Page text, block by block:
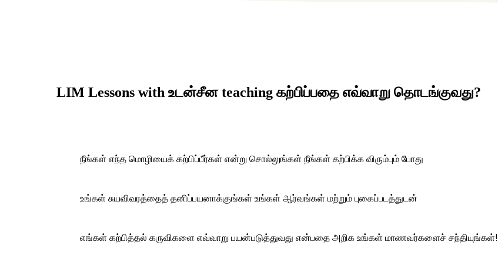
LIM Lessons with உடன்சீன teaching கற்பிப்பதை எவ்வாறு தொடங்குவது?
நீங்கள் எந்த மொழியைக் கற்பிப்பீர்கள் என்று சொல்லுங்கள் நீங்கள் கற்பிக்க விரும்பும் போது
உங்கள் சுயவிவரத்தைத் தனிப்பயனாக்குங்கள் உங்கள் ஆர்வங்கள் மற்றும் புகைப்படத்துடன்
எங்கள் கற்பித்தல் கருவிகளை எவ்வாறு பயன்படுத்துவது என்பதை அறிக உங்கள் மாணவர்களைச் சந்தியுங்கள்!